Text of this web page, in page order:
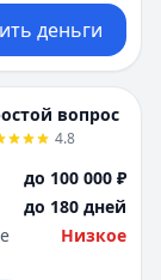
деньги
вопрос
4.8
до 100 000 ₽
до 180 дней
Низкое